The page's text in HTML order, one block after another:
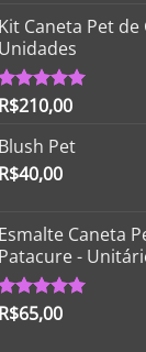
Kit Caneta Pet
Unidades
Avaliação
R$210,00
Blush Pet
R$40,00
Esmalte Caneta
Patacure -
Avaliação
R$65,00